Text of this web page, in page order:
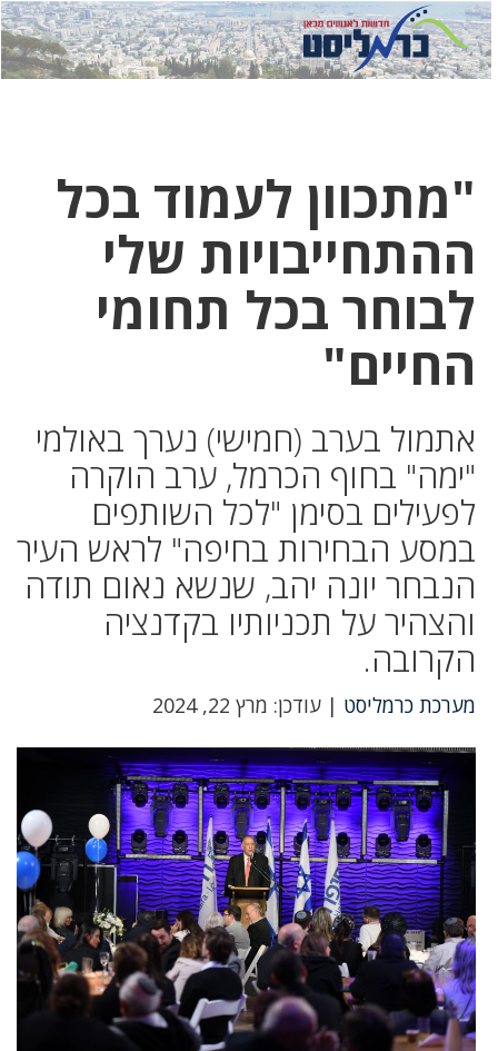
לחץ
כאן
לחץ
כדי
"מתכוון לעמוד בכל
ההתחייבויות שלי
לבוחר בכל תחומי
החיים"
אתמול בערב (חמישי) נערך באולמי
"ימה" בחוף הכרמל, ערב הוקרה
לפעילים בסימן "לכל השותפים
במסע הבחירות בחיפה" לראש העיר
הנבחר יונה יהב, שנשא נאום תודה
והצהיר על תכניותיו בקדנציה
הקרובה.
מערכת כרמליסט | עודכן: מרץ 22, 2024